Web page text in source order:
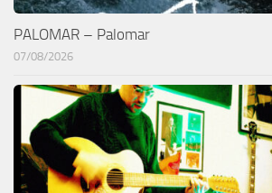
PALOMAR – Palomar
07/08/2026